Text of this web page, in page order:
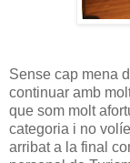
Sense cap mena
continuar amb
que som molt
categoria i no
arribat a la final